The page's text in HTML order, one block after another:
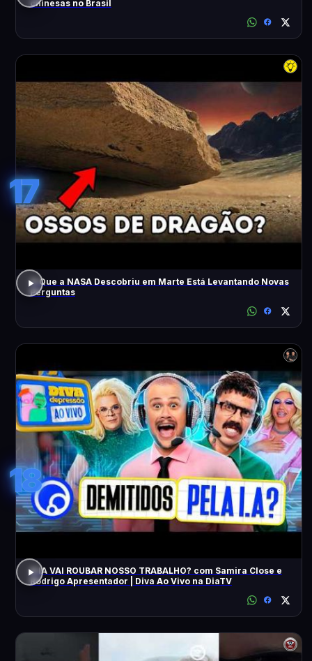
chinesas no Brasil
17
O Que a NASA Descobriu em Marte Está Levantando Novas
Perguntas
18
A IA VAI ROUBAR NOSSO TRABALHO? com Samira Close e
Rodrigo Apresentador | Diva Ao Vivo na DiaTV